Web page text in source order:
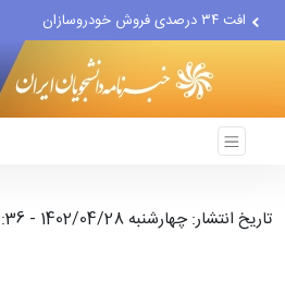
افت ۳۴ درصدی فروش خودروسازان
علل مرگ زنان در ایران
اعتراف رسانه‌های خارجی به...
تاریخ انتشار: چهارشنبه 1402/04/28 - 00:36